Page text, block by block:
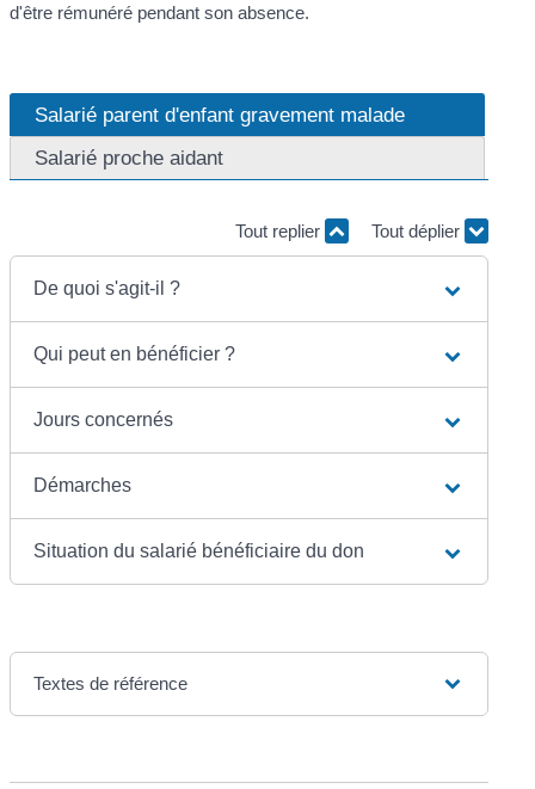
d'être rémunéré pendant son absence.
Salarié parent d'enfant gravement malade
Salarié proche aidant
Tout replier Tout déplier
De quoi s'agit-il ?
Qui peut en bénéficier ?
Jours concernés
Démarches
Situation du salarié bénéficiaire du don
Textes de référence